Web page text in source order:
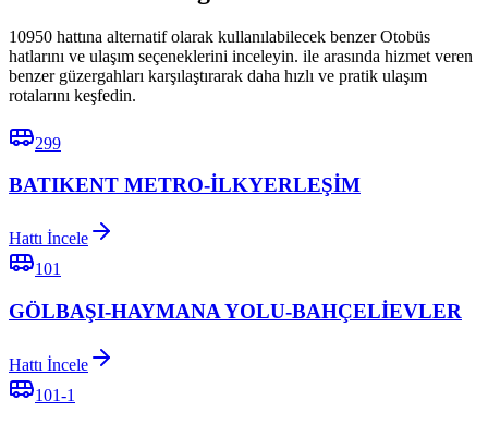
10950 hattına alternatif olarak kullanılabilecek benzer Otobüs
hatlarını ve ulaşım seçeneklerini inceleyin. ile arasında hizmet veren
benzer güzergahları karşılaştırarak daha hızlı ve pratik ulaşım
rotalarını keşfedin.
299
BATIKENT METRO-İLKYERLEŞİM
Hattı İncele
101
GÖLBAŞI-HAYMANA YOLU-BAHÇELİEVLER
Hattı İncele
101-1